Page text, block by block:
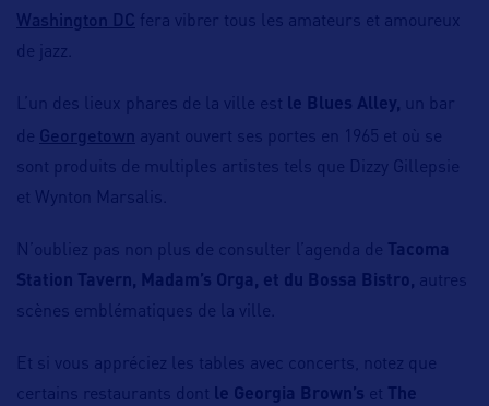
Washington DC
fera vibrer tous les amateurs et amoureux
de jazz.
L’un des lieux phares de la ville est le Blues Alley, un bar
de Georgetown ayant ouvert ses portes en 1965 et où se
sont produits de multiples artistes tels que Dizzy Gillepsie
et Wynton Marsalis.
N’oubliez pas non plus de consulter l’agenda de
Tacoma
Station Tavern, Madam’s Orga, et du Bossa Bistro, autres
scènes emblématiques de la ville.
Et si vous appréciez les tables avec concerts, notez que
certains restaurants dont le Georgia Brown’s et
The